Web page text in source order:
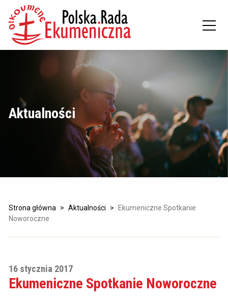
Aktualności
Strona główna > Aktualności >
Ekumeniczne Spotkanie
Noworoczne
16 stycznia 2017
Ekumeniczne Spotkanie Noworoczne